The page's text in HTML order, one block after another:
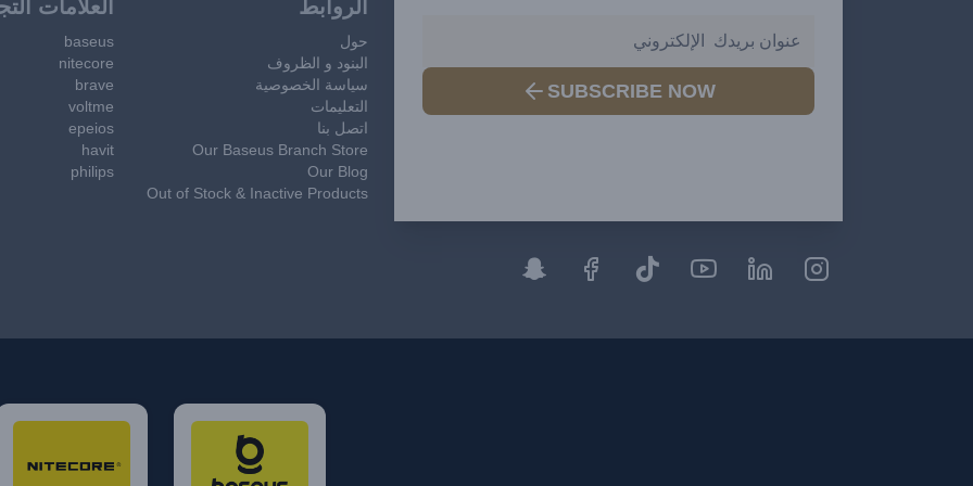
SUBSCRIBE NOW
الروابط
حول
البنود و الظروف
سياسة الخصوصية
التعليمات
اتصل بنا
Our Baseus Branch Store
Our Blog
Out of Stock & Inactive Products
العلامات
baseus
nitecore
brave
voltme
epeios
havit
philips